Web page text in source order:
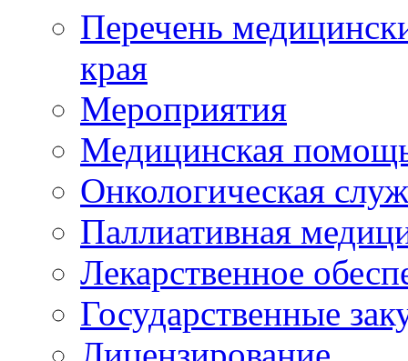
Перечень
края
Мероприятия
Медицинская
Онкологическая
Паллиативная
Лекарственное
Государственные